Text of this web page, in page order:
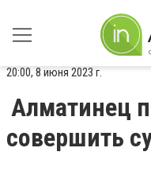
20:00, 8 июня 2023 г.
Алматинец
совершить